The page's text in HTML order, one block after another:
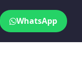
WhatsApp